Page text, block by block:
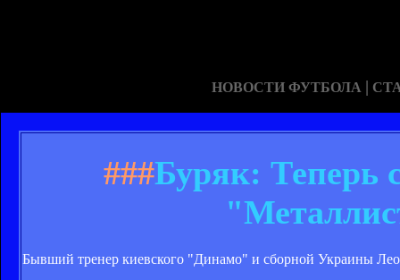
НОВОСТИ ФУТБОЛА |
###Буряк: Теперь
Бывший тренер киевского "Динамо" и сборной Украины